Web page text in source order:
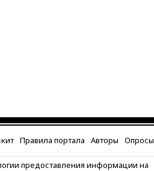
Правила портала Авторы Опросы
предоставления информации на